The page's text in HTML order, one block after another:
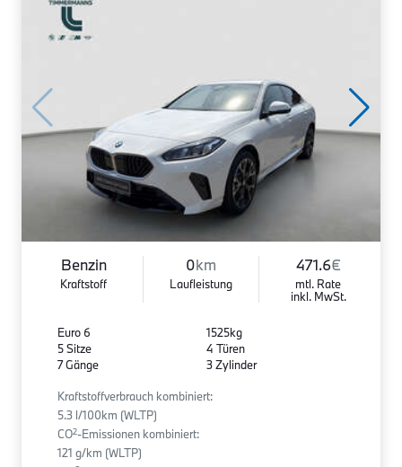
Benzin
Kraftstoff
0km
Laufleistung
471.6€
mtl. Rate
inkl. MwSt.
Euro 6
5 Sitze
7 Gänge
1525kg
4 Türen
3 Zylinder
Kraftstoffverbrauch kombiniert:
5.3 l/100km (WLTP)
CO2-Emissionen kombiniert:
121 g/km (WLTP)